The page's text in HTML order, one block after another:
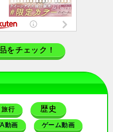
をチェック！
旅行 歴史
動画 ゲーム動画